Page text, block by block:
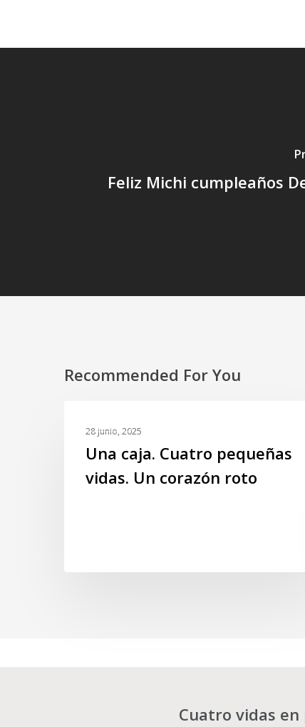
Feliz Michi cumpleaños
Recommended For You
Cuatro
vidas.
28 junio, 2025
Una caja. Cuatro pequeñas
vidas. Un corazón roto
Cuatro vidas